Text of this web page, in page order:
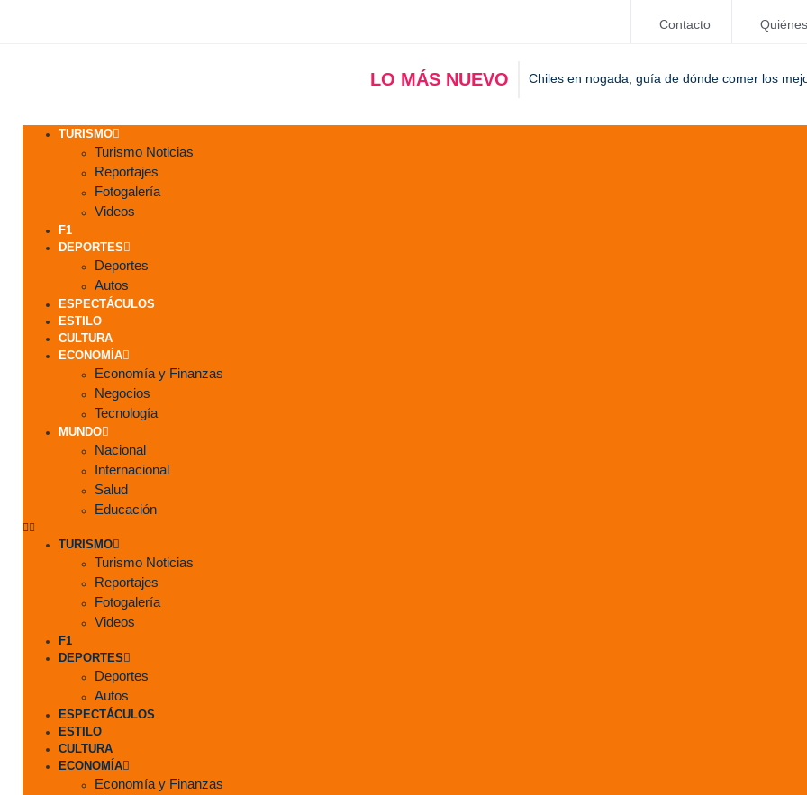
Contacto
LO MÁS NUEVO Chiles en nogada, guía de dónde comer los
TURISMO
Turismo Noticias
Reportajes
Fotogalería
Videos
F1
DEPORTES
Deportes
Autos
ESPECTÁCULOS
ESTILO
CULTURA
ECONOMÍA
Economía y Finanzas
Negocios
Tecnología
MUNDO
Nacional
Internacional
Salud
Educación
TURISMO
Turismo Noticias
Reportajes
Fotogalería
Videos
F1
DEPORTES
Deportes
Autos
ESPECTÁCULOS
ESTILO
CULTURA
ECONOMÍA
Economía y Finanzas